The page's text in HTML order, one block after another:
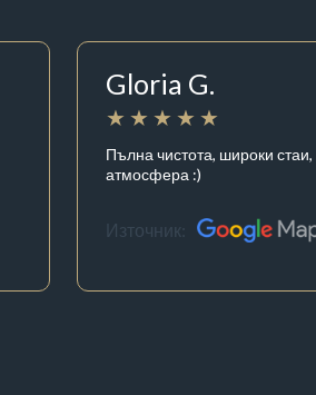
Gloria G.
Пълна чистота, широки
атмосфера :)
Източник: